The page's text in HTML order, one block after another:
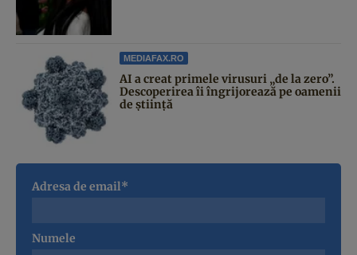
MEDIAFAX.RO
AI a creat primele virusuri „de la zero”.
Descoperirea îi îngrijorează pe oamenii
de știință
Adresa de email*
Numele